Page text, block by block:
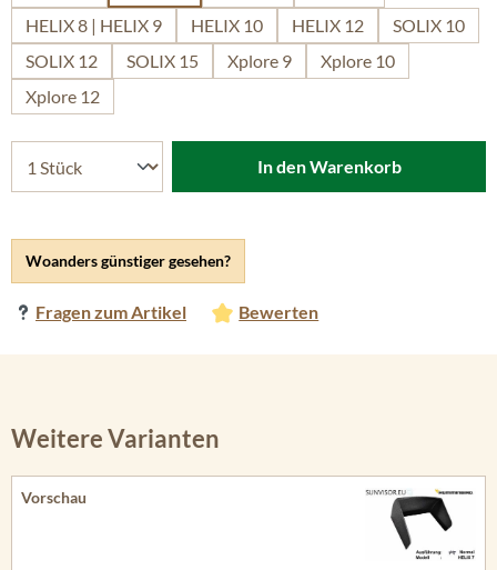
Woanders günstiger gesehen?
Fragen zum Artikel Bewerten
HELIX 8 | HELIX 9
HELIX 10 HELIX 12
SOLIX 10
SOLIX 12
SOLIX 15 Xplore 9
Xplore 10
Xplore 12
In den Warenkorb
Weitere Varianten